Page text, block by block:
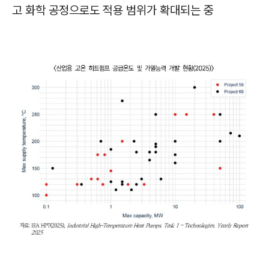
고 화학 공정으로도 적용 범위가 확대되는 중